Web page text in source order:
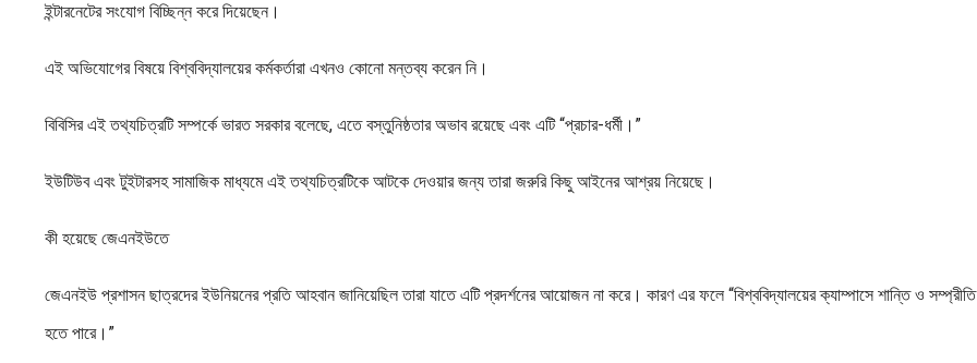
ইন্টারনেটের সংযোগ বিচ্ছিন্ন করে দিয়েছেন।
এই অভিযোগের বিষয়ে বিশ্ববিদ্যালয়ের কর্মকর্তারা এখনও কোনো মন্তব্য করেন নি।
বিবিসির এই তথ্যচিত্রটি সম্পর্কে ভারত সরকার বলেছে, এতে বস্তুনিষ্ঠতার অভাব রয়েছে এবং এটি “প্রচার-ধর্মী।”
ইউটিউব এবং টুইটারসহ সামাজিক মাধ্যমে এই তথ্যচিত্রটিকে আটকে দেওয়ার জন্য তারা জরুরি কিছু আইনের আশ্রয় নিয়েছে।
কী হয়েছে জেএনইউতে
জেএনইউ প্রশাসন ছাত্রদের ইউনিয়নের প্রতি আহবান জানিয়েছিল তারা যাতে এটি প্রদর্শনের আয়োজন না করে। কারণ এর ফলে “বিশ্ববিদ্যালয়ের ক্যাম্পাসে শান্তি ও সম্প্রীতি
হতে পারে।”